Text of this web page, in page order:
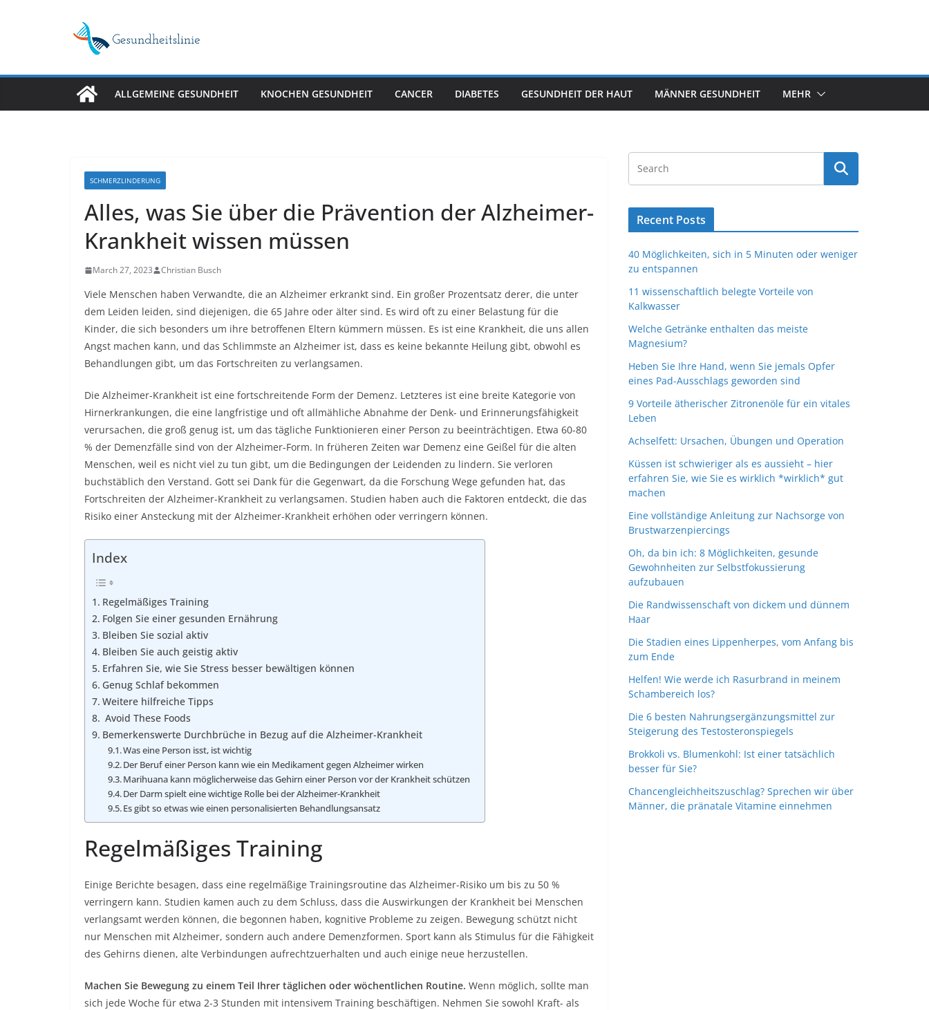
ALLGEMEINE GESUNDHEIT KNOCHEN GESUNDHEIT CANCER DIABETES GESUNDHEIT DER HAUT MÄNNER GESUNDHEIT MEHR
SCHMERZLINDERUNG
Alles, was Sie über die Prävention der Alzheimer-
Krankheit wissen müssen
March 27, 2023 Christian Busch
Viele Menschen haben Verwandte, die an Alzheimer erkrankt sind. Ein großer Prozentsatz derer, die unter
dem Leiden leiden, sind diejenigen, die 65 Jahre oder älter sind. Es wird oft zu einer Belastung für die
Kinder, die sich besonders um ihre betroffenen Eltern kümmern müssen. Es ist eine Krankheit, die uns allen
Angst machen kann, und das Schlimmste an Alzheimer ist, dass es keine bekannte Heilung gibt, obwohl es
Behandlungen gibt, um das Fortschreiten zu verlangsamen.
Die Alzheimer-Krankheit ist eine fortschreitende Form der Demenz. Letzteres ist eine breite Kategorie von
Hirnerkrankungen, die eine langfristige und oft allmähliche Abnahme der Denk- und Erinnerungsfähigkeit
verursachen, die groß genug ist, um das tägliche Funktionieren einer Person zu beeinträchtigen. Etwa 60-80
% der Demenzfälle sind von der Alzheimer-Form. In früheren Zeiten war Demenz eine Geißel für die alten
Menschen, weil es nicht viel zu tun gibt, um die Bedingungen der Leidenden zu lindern. Sie verloren
buchstäblich den Verstand. Gott sei Dank für die Gegenwart, da die Forschung Wege gefunden hat, das
Fortschreiten der Alzheimer-Krankheit zu verlangsamen. Studien haben auch die Faktoren entdeckt, die das
Risiko einer Ansteckung mit der Alzheimer-Krankheit erhöhen oder verringern können.
Index
Regelmäßiges Training
Folgen Sie einer gesunden Ernährung
Bleiben Sie sozial aktiv
Bleiben Sie auch geistig aktiv
Erfahren Sie, wie Sie Stress besser bewältigen können
Genug Schlaf bekommen
Weitere hilfreiche Tipps
Avoid These Foods
Bemerkenswerte Durchbrüche in Bezug auf die Alzheimer-Krankheit
Was eine Person isst, ist wichtig
Der Beruf einer Person kann wie ein Medikament gegen Alzheimer wirken
Marihuana kann möglicherweise das Gehirn einer Person vor der Krankheit schützen
Der Darm spielt eine wichtige Rolle bei der Alzheimer-Krankheit
Es gibt so etwas wie einen personalisierten Behandlungsansatz
Regelmäßiges Training
Einige Berichte besagen, dass eine regelmäßige Trainingsroutine das Alzheimer-Risiko um bis zu 50 %
verringern kann. Studien kamen auch zu dem Schluss, dass die Auswirkungen der Krankheit bei Menschen
verlangsamt werden können, die begonnen haben, kognitive Probleme zu zeigen. Bewegung schützt nicht
nur Menschen mit Alzheimer, sondern auch andere Demenzformen. Sport kann als Stimulus für die Fähigkeit
des Gehirns dienen, alte Verbindungen aufrechtzuerhalten und auch einige neue herzustellen.
Machen Sie Bewegung zu einem Teil Ihrer täglichen oder wöchentlichen Routine. Wenn möglich, sollte man
sich jede Woche für etwa 2-3 Stunden mit intensivem Training beschäftigen. Nehmen Sie sowohl Kraft- als
Recent Posts
40 Möglichkeiten, sich in 5 Minuten oder weniger
zu entspannen
11 wissenschaftlich belegte Vorteile von
Kalkwasser
Welche Getränke enthalten das meiste
Magnesium?
Heben Sie Ihre Hand, wenn Sie jemals Opfer
eines Pad-Ausschlags geworden sind
9 Vorteile ätherischer Zitronenöle für ein vitales
Leben
Achselfett: Ursachen, Übungen und Operation
Küssen ist schwieriger als es aussieht – hier
erfahren Sie, wie Sie es wirklich *wirklich* gut
machen
Eine vollständige Anleitung zur Nachsorge von
Brustwarzenpiercings
Oh, da bin ich: 8 Möglichkeiten, gesunde
Gewohnheiten zur Selbstfokussierung
aufzubauen
Die Randwissenschaft von dickem und dünnem
Haar
Die Stadien eines Lippenherpes, vom Anfang bis
zum Ende
Helfen! Wie werde ich Rasurbrand in meinem
Schambereich los?
Die 6 besten Nahrungsergänzungsmittel zur
Steigerung des Testosteronspiegels
Brokkoli vs. Blumenkohl: Ist einer tatsächlich
besser für Sie?
Chancengleichheitszuschlag? Sprechen wir über
Männer, die pränatale Vitamine einnehmen